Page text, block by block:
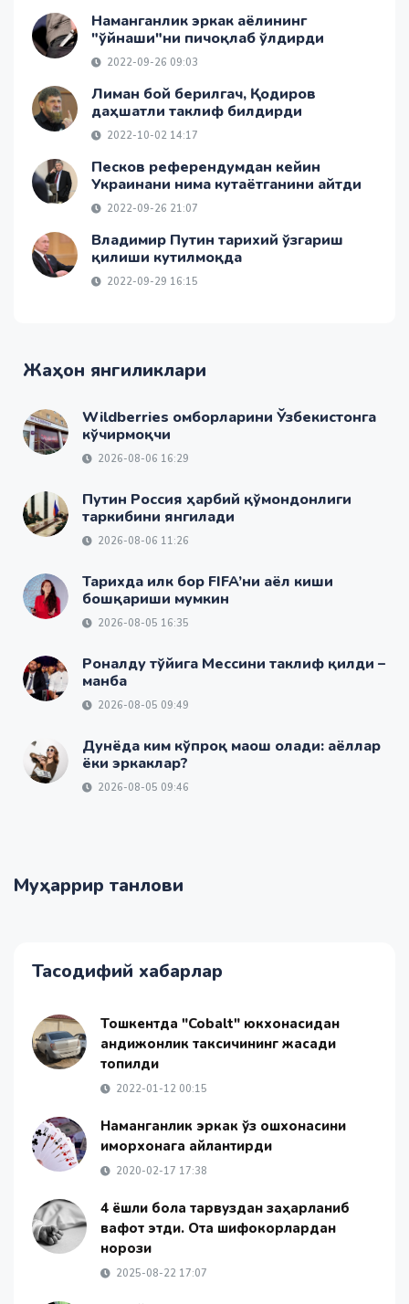
Наманганлик эркак аёлининг
"ўйнаши"ни пичоқлаб ўлдирди
2022-09-26 09:03
Лиман бой берилгач, Қодиров
даҳшатли таклиф билдирди
2022-10-02 14:17
Песков референдумдан кейин
Украинани нима кутаётганини айтди
2022-09-26 21:07
Владимир Путин тарихий ўзгариш
қилиши кутилмоқда
2022-09-29 16:15
Жаҳон янгиликлари
Wildberries омборларини Ўзбекистонга
кўчирмоқчи
2026-08-06 16:29
Путин Россия ҳарбий қўмондонлиги
таркибини янгилади
2026-08-06 11:26
Тарихда илк бор FIFA’ни аёл киши
бошқариши мумкин
2026-08-05 16:35
Роналду тўйига Мессини таклиф қилди –
манба
2026-08-05 09:49
Дунёда ким кўпроқ маош олади: аёллар
ёки эркаклар?
2026-08-05 09:46
Муҳаррир танлови
Тасодифий хабарлар
Тошкентда "Cobalt" юкхонасидан
андижонлик таксичининг жасади
топилди
2022-01-12 00:15
Наманганлик эркак ўз ошхонасини
қиморхонага айлантирди
2020-02-17 17:38
4 ёшли бола тарвуздан заҳарланиб
вафот этди. Ота шифокорлардан
норози
2025-08-22 17:07